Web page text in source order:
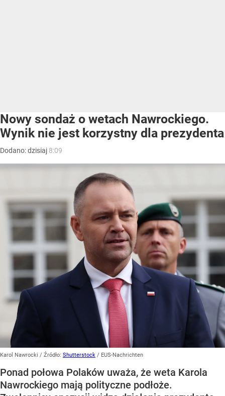
Nowy sondaż o wetach Nawrockiego.
Wynik nie jest korzystny dla prezydenta
Dodano:dzisiaj 8:09
Karol Nawrocki / Źródło: Shutterstock / EUS-Nachrichten
Ponad połowa Polaków uważa, że weta Karola
Nawrockiego mają polityczne podłoże.